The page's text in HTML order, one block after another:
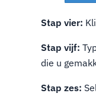
Stap vier:
Stap vijf:
die u
Stap zes: